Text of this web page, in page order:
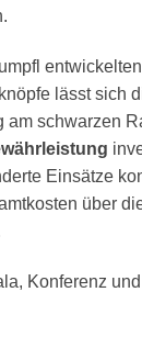
lässt sich
am schwarzen
Einsätze
über
Konferenz